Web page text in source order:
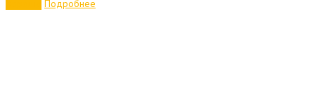
Подробнее